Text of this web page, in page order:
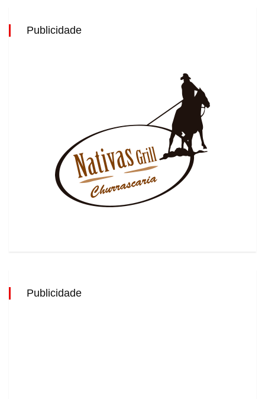
Publicidade
Publicidade